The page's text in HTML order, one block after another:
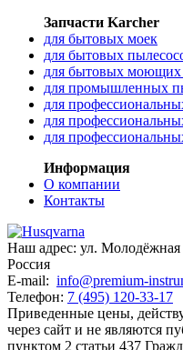
Запчасти Karcher
для бытовых моек
для бытовых
для бытовых моющих
для промышленных
для
для
для
Информация
О компании
Контакты
Наш адрес: ул.
Россия
E-mail: info@premium-
Телефон: 7 (495) 120-33-17
Приведенные цены,
через сайт и не являютcя
пунктoм 2 стaтьи 437